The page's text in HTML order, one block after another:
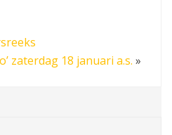
zaterdag 18 januari a.s. »